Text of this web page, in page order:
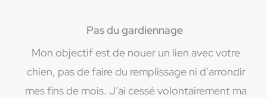
Pas du gardiennage
Mon objectif est de nouer un lien avec votre
chien, pas de faire du remplissage ni d’arrondir
mes fins de mois. J’ai cessé volontairement ma